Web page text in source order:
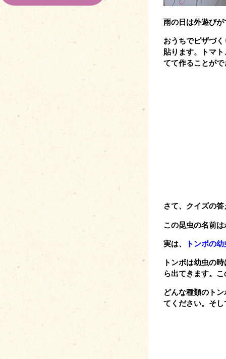
雨の日は外遊び
おうちでピザづ
貼ります。トマ
てて作ることがで
さて、クイズの
この昆虫の名前
実は、 トンボの
トンボは幼虫の
ら出てきます。
どんな種類のト
てください。そ